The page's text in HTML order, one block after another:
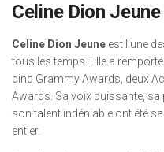
Celine Dion Jeune
Celine Dion Jeune est l’une
tous les temps. Elle a
cinq Grammy Awards, deux
Awards. Sa voix puissante,
son talent indéniable ont été
entier.